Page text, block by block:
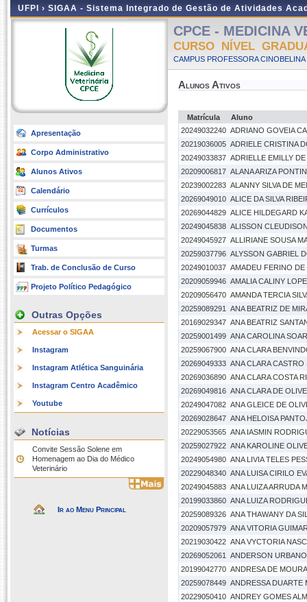
UFPI › SIGAA - Sistema Integrado de Gestão de Atividades
Apresentação
Corpo Administrativo
Alunos Ativos
Calendário
Currículos
Documentos
Turmas
Trab. de Conclusão de Curso
Projeto Político Pedagógico
Outras Opções
Acessar o SIGAA
Instagram
Instagram Atlética Sanguinária
Instagram Centro Acadêmico
Youtube
Notícias
Convite Sessão Solene em
Homenagem ao Dia do Médico
Veterinário
Ir ao Menu Principal
CPCE - MEDICINA
CURSO NÍVEL
CAMPUS PROFESSORA CINOBELINA
Alunos Ativos
Matrícula
Aluno
20249032240 ADRIANO GOVEIA
20219036005 ADRIELE CRISTINA
20249033837 ADRIELLE EMILLY DE
20209006817 ALANA ARIZA
20239002283 ALANNY SILVA DE
20269049010 ALICE DA SILVA
20269044829 ALICE HILDEGARD
20249045838 ALISSON
20249045927 ALLIRIANE SOUSA
20259037796 ALYSSON GABRIEL
20249010037 AMADEU FERINO
20209059946 AMALIA CALINY
20209056470 AMANDA TERCIA
20259089291
ANA BEATRIZ DE
20169029347 ANA BEATRIZ
20259001499 ANA CAROLINA
20259067900 ANA CLARA
20269049333 ANA CLARA
20269036890 ANA CLARA COSTA
20269049816 ANA CLARA DE
20249047082 ANA GLEICE DE
20269028647 ANA HELOISA
20229053565 ANA IASMIN
20259027922 ANA KAROLINE
20249054980 ANA LIVIA TELES
20229048340 ANA LUISA CIRILO
20249045883 ANA LUIZA ARRUDA
20199033860 ANA LUIZA
20259089326 ANA THAWANY DA
20209057979 ANA VITORIA
20219030422 ANA VYCTORIA
20269052061
ANDERSON
20199042770 ANDRESA DE
20259078449 ANDRESSA DUARTE
20229050410 ANDREY GOMES